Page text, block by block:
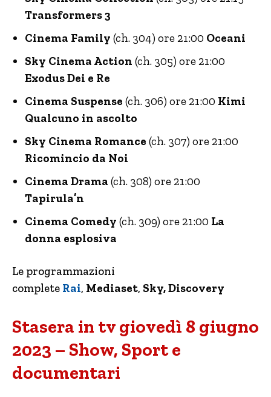
Transformers 3
Cinema Family (ch. 304) ore 21:00 Oceani
Sky Cinema Action (ch. 305) ore 21:00
Exodus Dei e Re
Cinema Suspense (ch. 306) ore 21:00 Kimi
Qualcuno in ascolto
Sky Cinema Romance (ch. 307) ore 21:00
Ricomincio da Noi
Cinema Drama (ch. 308) ore 21:00
Tapirula’n
Cinema Comedy (ch. 309) ore 21:00 La
donna esplosiva
Le programmazioni
complete Rai, Mediaset, Sky, Discovery
Stasera in tv giovedì 8 giugno
2023 – Show, Sport e
documentari